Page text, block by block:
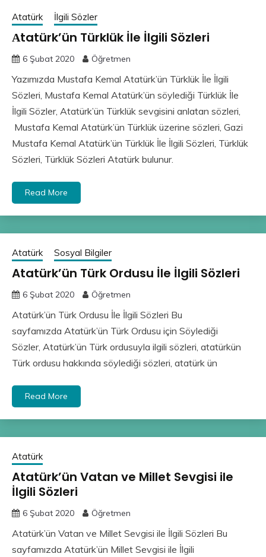
Atatürk İlgili Sözler
Αtatürk’ün Türklük İle İlgili Sözleri
6 Şubat 2020 Öğretmen
Yazımızda Mustafa Kemal Atatürk’ün Türklük İle İlgili
Sözleri, Mustafa Kemal Atatürk’ün söylediği Türklük İle
İlgili Sözler, Atatürk’ün Türklük sevgisini anlatan sözleri,
Mustafa Kemal Atatürk’ün Türklük üzerine sözleri, Gazi
Mustafa Kemal Atatürk’ün Türklük İle İlgili Sözleri, Türklük
Sözleri, Türklük Sözleri Atatürk bulunur.
Read More
Atatürk Sosyal Bilgiler
Atatürk’ün Türk Ordusu İle İlgili Sözleri
6 Şubat 2020 Öğretmen
Atatürk’ün Türk Ordusu İle İlgili Sözleri Bu
sayfamızda Atatürk’ün Türk Ordusu için Söylediği
Sözler, Atatürk’ün Türk ordusuyla ilgili sözleri, atatürkün
Türk ordusu hakkında söylediği sözleri, atatürk ün
Read More
Atatürk
Atatürk’ün Vatan ve Millet Sevgisi ile
İlgili Sözleri
6 Şubat 2020 Öğretmen
Atatürk’ün Vatan ve Millet Sevgisi ile İlgili Sözleri Bu
sayfamızda Atatürk’ün Millet Sevgisi ile İlgili